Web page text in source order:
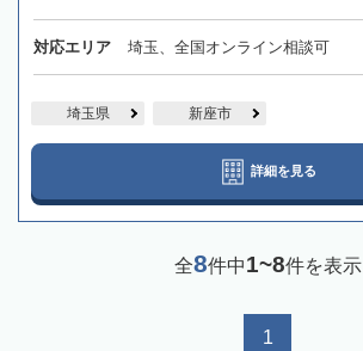
対応エリア 埼玉、全国オンライン相談可
埼玉県 新座市
詳細を見る
全8件中1~8件を表示
1